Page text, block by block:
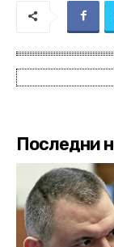
Последни